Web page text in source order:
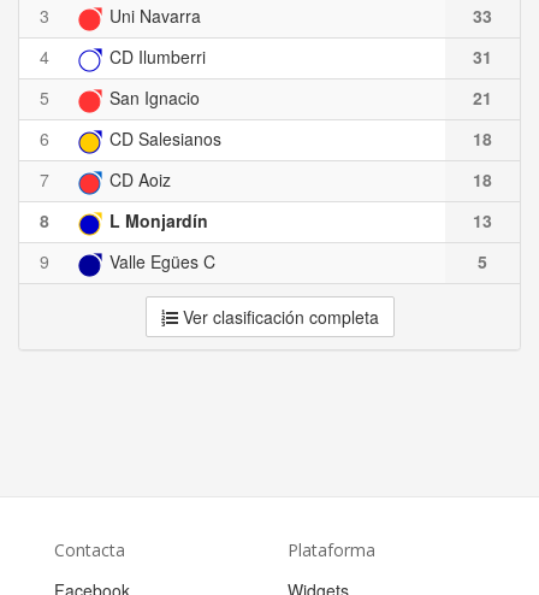
3
Uni Navarra
33
4
CD Ilumberri
31
5
San Ignacio
21
6
CD Salesianos
18
7
CD Aoiz
18
8
L Monjardín
13
9
Valle Egües C 5
Ver clasificación completa
Contacta Plataforma